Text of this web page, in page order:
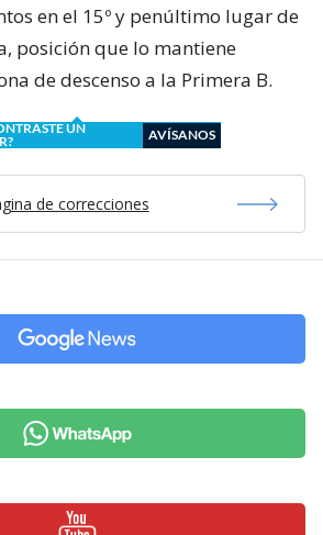
en el 15º y penúltimo lugar de
posición que lo mantiene
de descenso a la Primera B.
UN
AVÍSANOS
de correcciones